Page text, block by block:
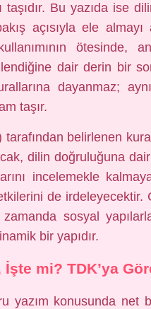
Bu yazıda ise
açısıyla ele almayı
ötesinde,
dair derin bir
dayanmaz;
taşır.
belirlenen
dilin doğruluğuna
incelemekle
de irdeleyecektir.
sosyal
bir yapıdır.
İşte mi? TDK’ya
yazım konusunda net